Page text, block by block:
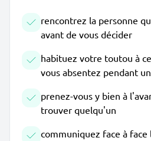
rencontrez la personne
avant de vous décider
habituez votre toutou à
vous absentez pendant
prenez-vous y bien à
trouver quelqu'un
communiquez face à face